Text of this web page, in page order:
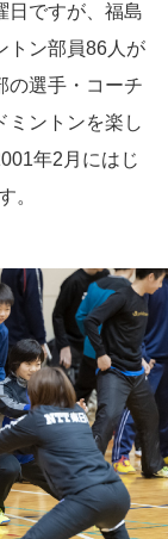
日ですが、福島
トン部員86人が
の選手・コーチ
ミントンを楽し
年2月にはじ
。